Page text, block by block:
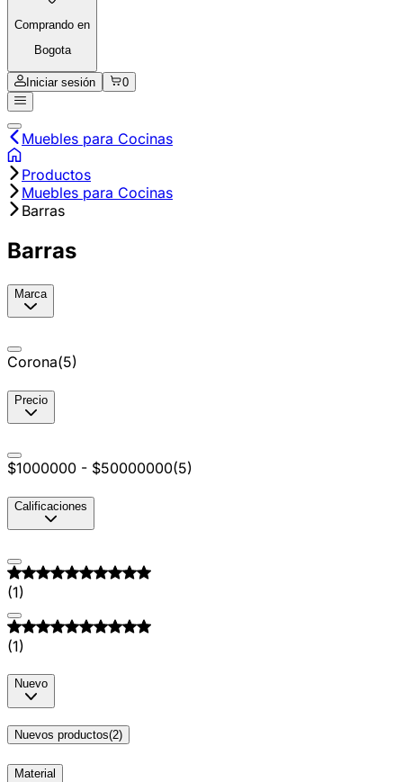
Comprando en
Bogota
Iniciar sesión 0
Muebles para Cocinas
Productos
Muebles para Cocinas
Barras
Barras
Marca
Corona(5)
Precio
$1000000 - $50000000(5)
Calificaciones
(1)
(1)
Nuevo
Nuevos productos(2)
Material